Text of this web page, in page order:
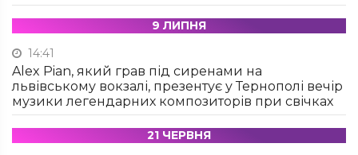
9 ЛИПНЯ
14:41
Alex Pian, який грав під сиренами на
львівському вокзалі, презентує у Тернополі вечір
музики легендарних композиторів при свічках
21 ЧЕРВНЯ